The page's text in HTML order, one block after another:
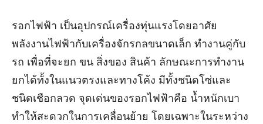
รอกไฟฟ้า เป็นอุปกรณ์เครื่องทุ่นแรงโดยอาศัย
พลังงานไฟฟ้ากับเครื่องจักรกลขนาดเล็ก ทำงานคู่กับ
รถ เพื่อที่จะยก ขน สิ่งของ สินค้า ลักษณะการทำงาน
ยกได้ทั้งในแนวตรงและทางโค้ง มีทั้งชนิดโซ่และ
ชนิดเชือกลวด จุดเด่นของรอกไฟฟ้าคือ น้ำหนักเบา
ทำให้สะดวกในการเคลื่อนย้าย โดยเฉพาะในระหว่าง